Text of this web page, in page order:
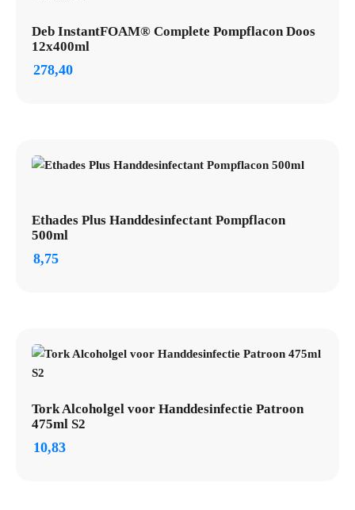
Deb InstantFOAM® Complete Pompflacon Doos
12x400ml
278,40
Ethades Plus Handdesinfectant Pompflacon
500ml
8,75
Tork Alcoholgel voor Handdesinfectie Patroon
475ml S2
10,83